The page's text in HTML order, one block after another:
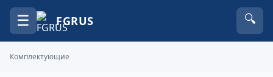
☰ FGRUS 🔍
Комплектующие